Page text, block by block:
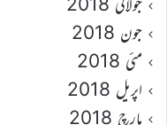
جون 2018
مئی 2018
اپریل 2018
مارچ 2018